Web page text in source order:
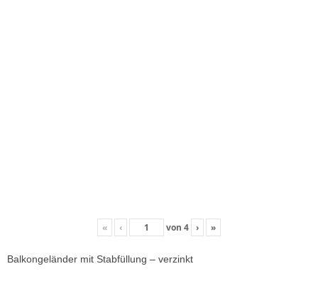
« ‹ von 4 › »
Balkongeländer mit Stabfüllung – verzinkt